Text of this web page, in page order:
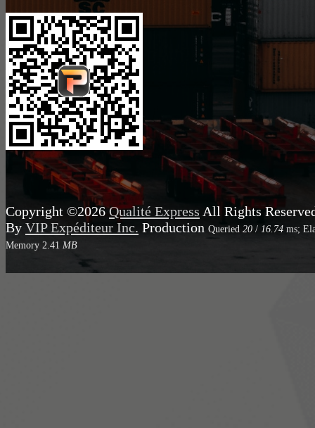
Copyright ©2026Qualité Express All Rights
By VIP Expéditeur Inc. Production Queried 20 / 16.74 ms;
Memory 2.41 MB